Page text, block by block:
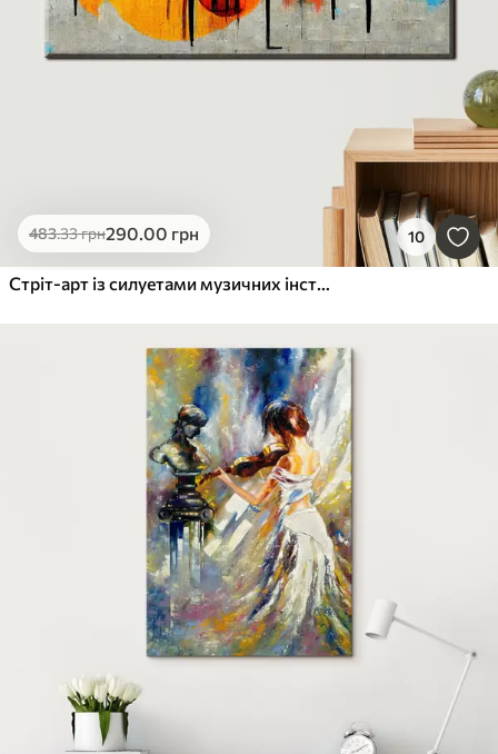
483.33грн290.00 грн 10
Стріт-арт із силуетами музичних інструментів